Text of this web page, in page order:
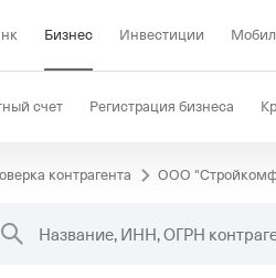
Бизнес Инвестиции
счет Регистрация бизнеса
Селлер Госзакупки Депозиты
контрагента ООО
Название, ИНН, ОГРН